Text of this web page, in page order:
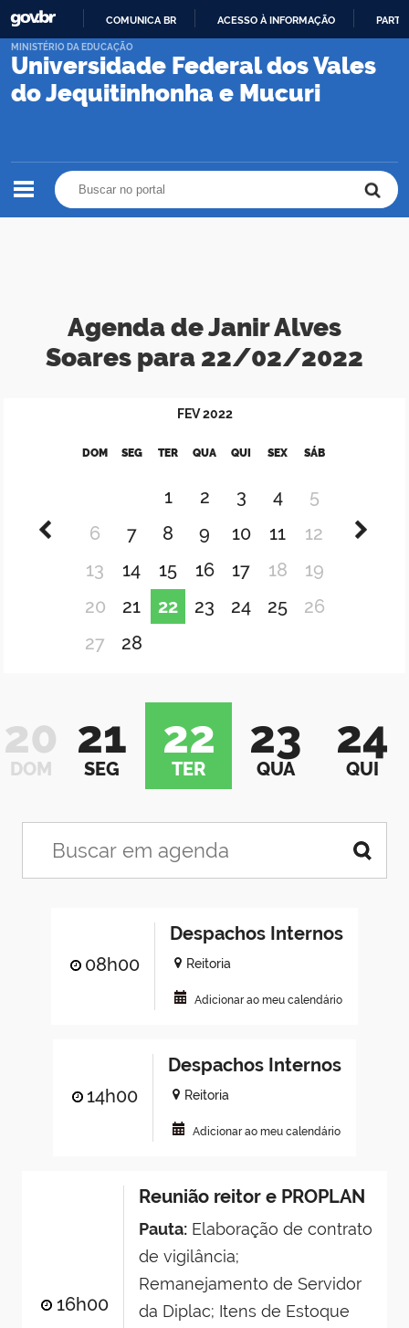
PARA
CONTEÚDO
COMUNICA BR ACESSO À INFORMAÇÃO
Universidade Federal dos Vales
do Jequitinhonha e Mucuri
MINISTÉRIO DA EDUCAÇÃO
Agenda de Janir Alves
Soares para 22/02/2022
FEV 2022
DOM SEG TER QUA QUI SEX SÁB
1 2 3 4
5
6
7 8 9 10 11
12
13
14 15 16 17 18
19
20
21 22 23 24 25
26
27
28
20
DOM
21
SEG
22
TER
23
QUA
24
QUI
08h00
Despachos Internos
Reitoria
Adicionar ao meu calendário
14h00
Despachos Internos
Reitoria
Adicionar ao meu calendário
16h00
Reunião reitor e PROPLAN
Pauta:Elaboração de contrato
de vigilância;
Remanejamento de Servidor
da Diplac; Itens de Estoque